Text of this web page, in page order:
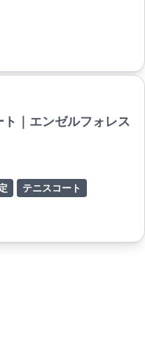
｜エンゼルフォレス
テニスコート